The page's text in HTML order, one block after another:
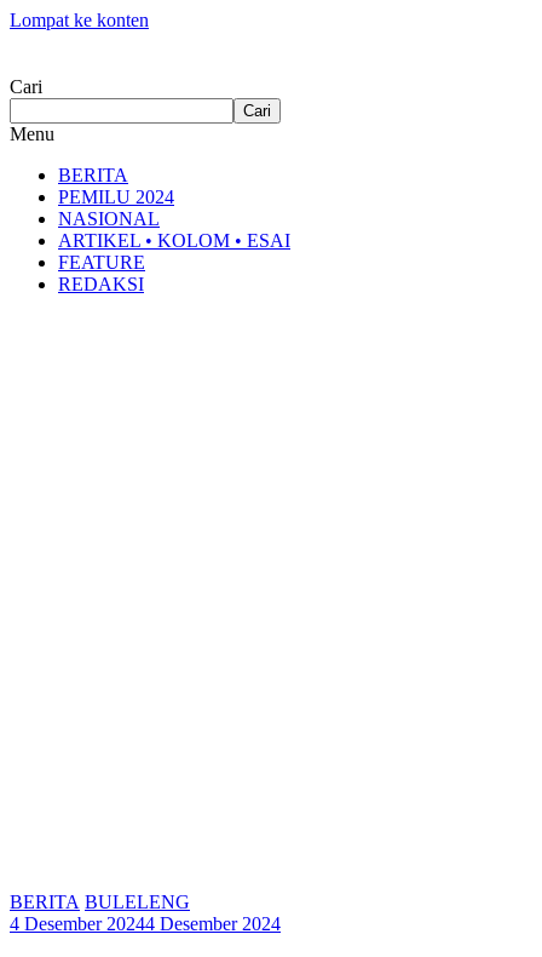
Lompat ke konten
Cari
Cari
Menu
BERITA
PEMILU 2024
NASIONAL
ARTIKEL • KOLOM • ESAI
FEATURE
REDAKSI
BERITA BULELENG
4 Desember 20244 Desember 2024